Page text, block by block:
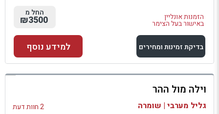
הזמנות אונליין
באישור בעל הצימר
החל מ
₪3500
בדיקת זמינות ומחירים
למתחם זה
בדיקת זמינות ומחירים
למידע נוסף
וילה מול ההר
גליל מערבי | שומרה 2 חוות דעת